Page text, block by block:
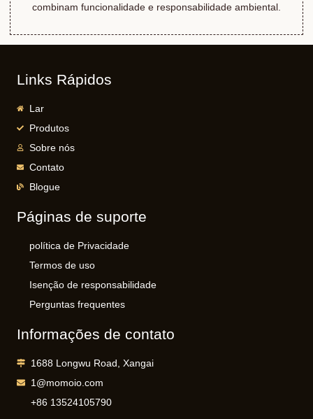
combinam funcionalidade e responsabilidade ambiental.
Links Rápidos
Lar
Produtos
Sobre nós
Contato
Blogue
Páginas de suporte
política de Privacidade
Termos de uso
Isenção de responsabilidade
Perguntas frequentes
Informações de contato
1688 Longwu Road, Xangai
1@momoio.com
+86 13524105790